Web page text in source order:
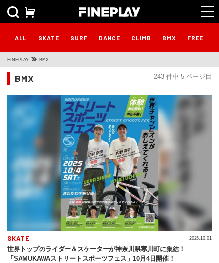
ALL SKATE SURF DANCE CLIMB BMX
FINEPLAY BMX
243 件中 5 ページ目
BMX
SKATE
世界トップのライダー＆スケーターが神奈川県寒川町に集結！
「SAMUKAWAストリートスポーツフェス」10月4日開催！
2025.10.01